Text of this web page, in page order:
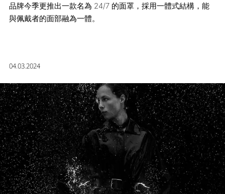
品牌今季更推出一款名為 24/7 的面罩，採用一體式結構，能
與佩戴者的面部融為一體。
04.03.2024